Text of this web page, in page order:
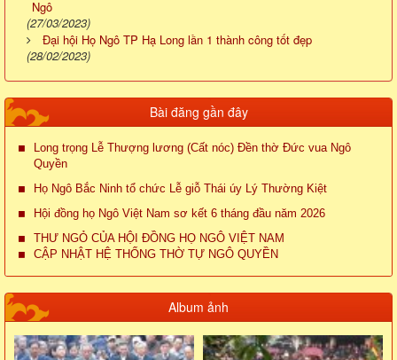
Ngô
(27/03/2023)
Đại hội Họ Ngô TP Hạ Long lần 1 thành công tốt đẹp
(28/02/2023)
Bài đăng gần đây
Long trọng Lễ Thượng lương (Cất nóc) Đền thờ Đức vua Ngô
Quyền
Họ Ngô Bắc Ninh tổ chức Lễ giỗ Thái úy Lý Thường Kiệt
Hội đồng họ Ngô Việt Nam sơ kết 6 tháng đầu năm 2026
THƯ NGỎ CỦA HỘI ĐỒNG HỌ NGÔ VIỆT NAM
CẬP NHẬT HỆ THỐNG THỜ TỰ NGÔ QUYỀN
Album ảnh